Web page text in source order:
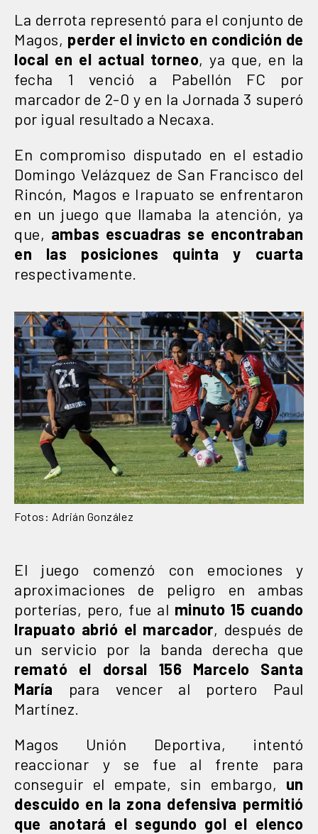
La derrota representó para el conjunto de
Magos, perder el invicto en condición de
local en el actual torneo, ya que, en la
fecha 1 venció a Pabellón FC por
marcador de 2-0 y en la Jornada 3 superó
por igual resultado a Necaxa.
En compromiso disputado en el estadio
Domingo Velázquez de San Francisco del
Rincón, Magos e Irapuato se enfrentaron
en un juego que llamaba la atención, ya
que, ambas escuadras se encontraban
en las posiciones quinta y cuarta
respectivamente.
Fotos: Adrián González
El juego comenzó con emociones y
aproximaciones de peligro en ambas
porterías, pero, fue al minuto 15 cuando
Irapuato abrió el marcador, después de
un servicio por la banda derecha que
remató el dorsal 156 Marcelo Santa
María para vencer al portero Paul
Martínez.
Magos Unión Deportiva, intentó
reaccionar y se fue al frente para
conseguir el empate, sin embargo, un
descuido en la zona defensiva permitió
que anotará el segundo gol el elenco